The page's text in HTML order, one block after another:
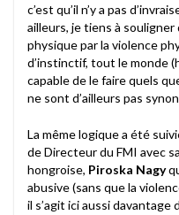
c’est qu’il n’y a pas
ailleurs, je tiens à souligner
physique par la violence
d’instinctif, tout le monde
capable de le faire quels
ne sont d’ailleurs pas
La même logique a été
de Directeur du FMI avec
hongroise, Piroska Nagy
abusive (sans que la
il s’agit ici aussi davantage